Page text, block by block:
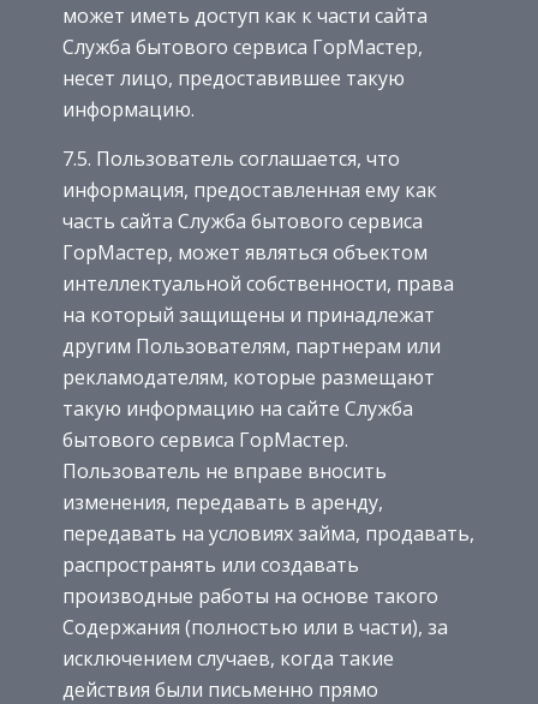
может иметь доступ как к части сайта
Служба бытового сервиса ГорМастер,
несет лицо, предоставившее такую
информацию.
7.5. Пользователь соглашается, что
информация, предоставленная ему как
часть сайта Служба бытового сервиса
ГорМастер, может являться объектом
интеллектуальной собственности, права
на который защищены и принадлежат
другим Пользователям, партнерам или
рекламодателям, которые размещают
такую информацию на сайте Служба
бытового сервиса ГорМастер.
Пользователь не вправе вносить
изменения, передавать в аренду,
передавать на условиях займа, продавать,
распространять или создавать
производные работы на основе такого
Содержания (полностью или в части), за
исключением случаев, когда такие
действия были письменно прямо